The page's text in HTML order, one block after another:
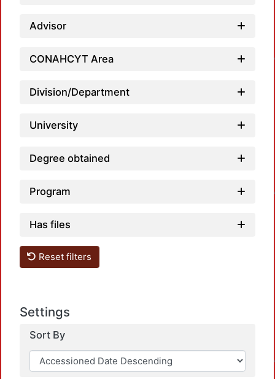
Advisor
CONAHCYT Area
Division/Department
University
Degree obtained
Program
Has files
Reset filters
Settings
Sort By